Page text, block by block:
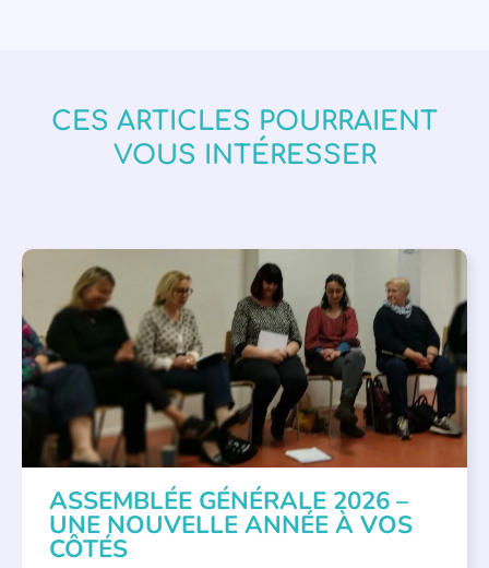
CES ARTICLES POURRAIENT
VOUS INTÉRESSER
APPEL À SOUTIEN , VIE DE L'ASSOCIATION
ASSEMBLÉE GÉNÉRALE 2026 –
UNE NOUVELLE ANNÉE À VOS
CÔTÉS